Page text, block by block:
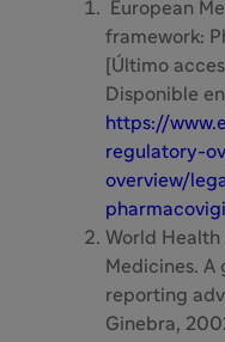
European
framework:
[Último
Disponible
https://
regulatory-
overview/
World
Medicines.
reporting
Ginebra,